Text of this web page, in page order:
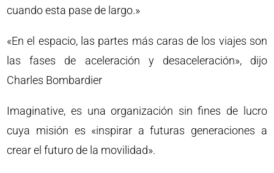
cuando esta pase de largo.»
«En el espacio, las partes más caras de los viajes son
las fases de aceleración y desaceleración», dijo
Charles Bombardier
Imaginative, es una organización sin fines de lucro
cuya misión es «inspirar a futuras generaciones a
crear el futuro de la movilidad».